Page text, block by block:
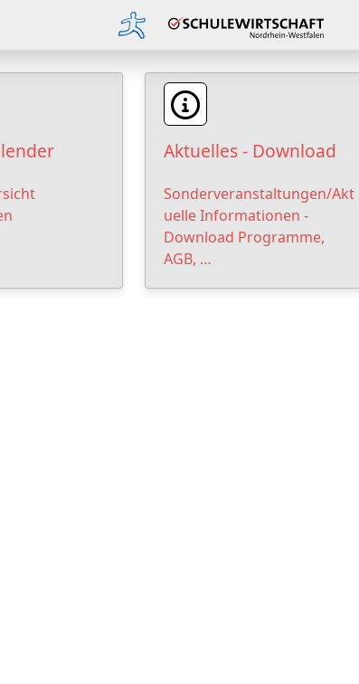
Aktuelles - Download
Sonderveranstaltungen/Akt
uelle Informationen -
Download Programme,
AGB, …